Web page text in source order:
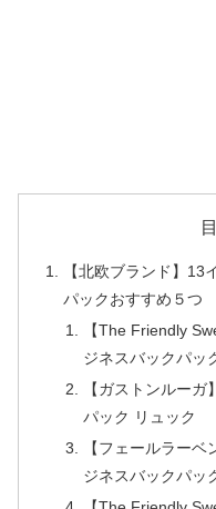
【北欧ブランド】13
パックおすすめ５つ
【The Friendly
ジネスバックパッ
【ガストンルー
パック リュック
【フェールラー
ジネスバックパッ